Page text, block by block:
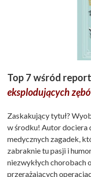
Top 7 wśród
eksplodujących
Zaskakujący tytuł?
w środku! Autor dociera
medycznych zagadek,
zabraknie tu pasji i
niezwykłych chorobach
przerażających